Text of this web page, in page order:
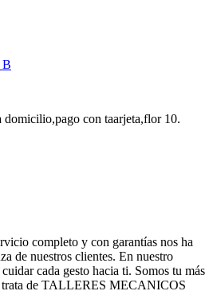
B
con taarjeta,flor 10.
completo y con garantías nos ha
de nuestros clientes. En nuestro
cada gesto hacia ti. Somos tu más
trata de TALLERES MECANICOS